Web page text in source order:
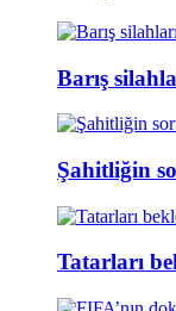
Barış
Şahitliğin
Tatarları